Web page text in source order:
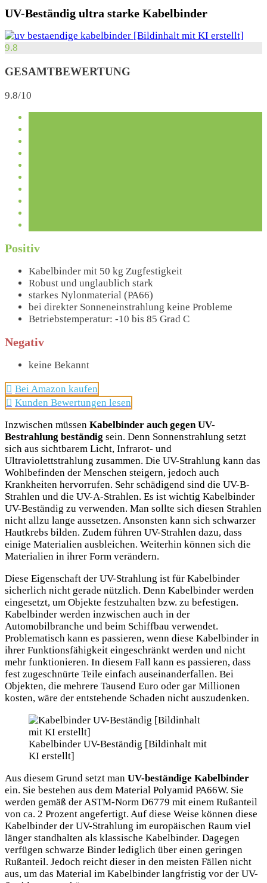
UV-Beständig ultra starke Kabelbinder
9.8
GESAMTBEWERTUNG
9.8/10
Positiv
Kabelbinder mit 50 kg Zugfestigkeit
Robust und unglaublich stark
starkes Nylonmaterial (PA66)
bei direkter Sonneneinstrahlung keine Probleme
Betriebstemperatur: -10 bis 85 Grad C
Negativ
keine Bekannt
Bei Amazon kaufen
Kunden Bewertungen lesen
Inzwischen müssen Kabelbinder auch gegen UV-
Bestrahlung beständig sein. Denn Sonnenstrahlung setzt
sich aus sichtbarem Licht, Infrarot- und
Ultraviolettstrahlung zusammen. Die UV-Strahlung kann das
Wohlbefinden der Menschen steigern, jedoch auch
Krankheiten hervorrufen. Sehr schädigend sind die UV-B-
Strahlen und die UV-A-Strahlen. Es ist wichtig Kabelbinder
UV-Beständig zu verwenden. Man sollte sich diesen Strahlen
nicht allzu lange aussetzen. Ansonsten kann sich schwarzer
Hautkrebs bilden. Zudem führen UV-Strahlen dazu, dass
einige Materialien ausbleichen. Weiterhin können sich die
Materialien in ihrer Form verändern.
Diese Eigenschaft der UV-Strahlung ist für Kabelbinder
sicherlich nicht gerade nützlich. Denn Kabelbinder werden
eingesetzt, um Objekte festzuhalten bzw. zu befestigen.
Kabelbinder werden inzwischen auch in der
Automobilbranche und beim Schiffbau verwendet.
Problematisch kann es passieren, wenn diese Kabelbinder in
ihrer Funktionsfähigkeit eingeschränkt werden und nicht
mehr funktionieren. In diesem Fall kann es passieren, dass
fest zugeschnürte Teile einfach auseinanderfallen. Bei
Objekten, die mehrere Tausend Euro oder gar Millionen
kosten, wäre der entstehende Schaden nicht auszudenken.
Kabelbinder UV-Beständig [Bildinhalt mit
KI erstellt]
Aus diesem Grund setzt man UV-beständige Kabelbinder
ein. Sie bestehen aus dem Material Polyamid PA66W. Sie
werden gemäß der ASTM-Norm D6779 mit einem Rußanteil
von ca. 2 Prozent angefertigt. Auf diese Weise können diese
Kabelbinder der UV-Strahlung im europäischen Raum viel
länger standhalten als klassische Kabelbinder. Dagegen
verfügen schwarze Binder lediglich über einen geringen
Rußanteil. Jedoch reicht dieser in den meisten Fällen nicht
aus, um das Material im Kabelbinder langfristig vor der UV-